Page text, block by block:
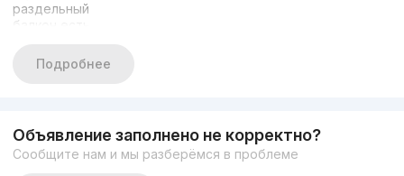
раздельный
балкон есть
не торец
Общая площадь 103м2
Подробнее
Объявление заполнено не корректно?
Сообщите нам и мы разберёмся в проблеме